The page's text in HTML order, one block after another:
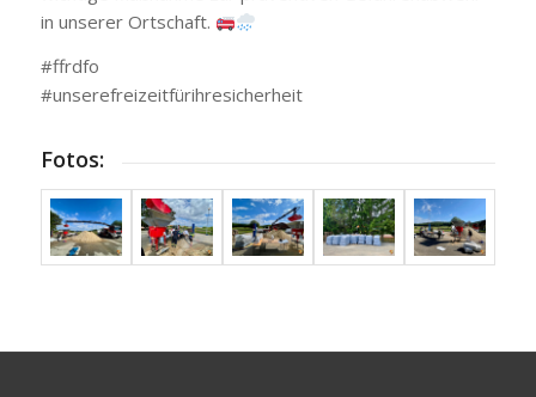
in unserer Ortschaft.
#ffrdfo
#unserefreizeitfürihresicherheit
Fotos: